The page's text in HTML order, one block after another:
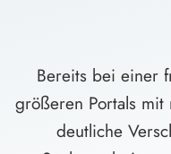
Bereits bei einer
größeren Portals
deutliche